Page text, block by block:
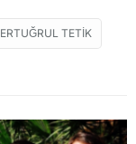
ERTUĞRUL TETIK